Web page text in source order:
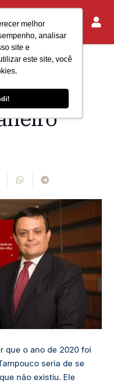
melhor
analisar
site e
este site, você
IASP
que o ano de 2020 foi
seria de se
não existiu. Ele